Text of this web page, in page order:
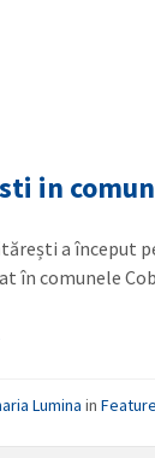
in
a început
în comunele
Lumina in